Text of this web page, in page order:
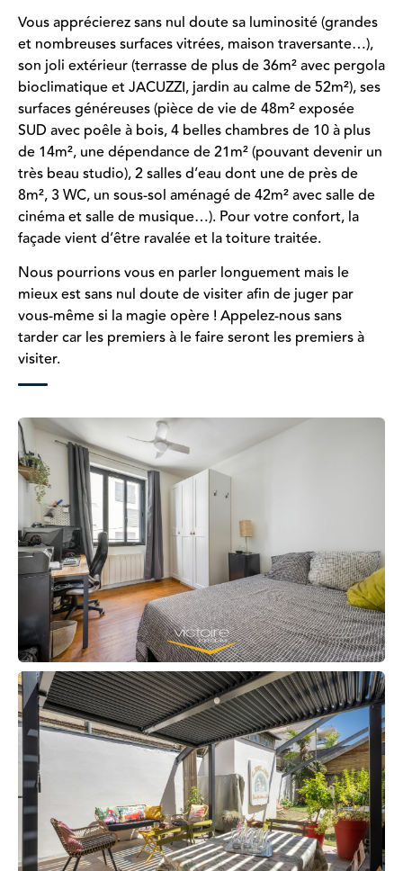
Vous apprécierez sans nul doute sa luminosité (grandes
et nombreuses surfaces vitrées, maison traversante…),
son joli extérieur (terrasse de plus de 36m² avec pergola
bioclimatique et JACUZZI, jardin au calme de 52m²), ses
surfaces généreuses (pièce de vie de 48m² exposée
SUD avec poêle à bois, 4 belles chambres de 10 à plus
de 14m², une dépendance de 21m² (pouvant devenir un
très beau studio), 2 salles d’eau dont une de près de
8m², 3 WC, un sous-sol aménagé de 42m² avec salle de
cinéma et salle de musique…). Pour votre confort, la
façade vient d’être ravalée et la toiture traitée.
Nous pourrions vous en parler longuement mais le
mieux est sans nul doute de visiter afin de juger par
vous-même si la magie opère ! Appelez-nous sans
tarder car les premiers à le faire seront les premiers à
visiter.